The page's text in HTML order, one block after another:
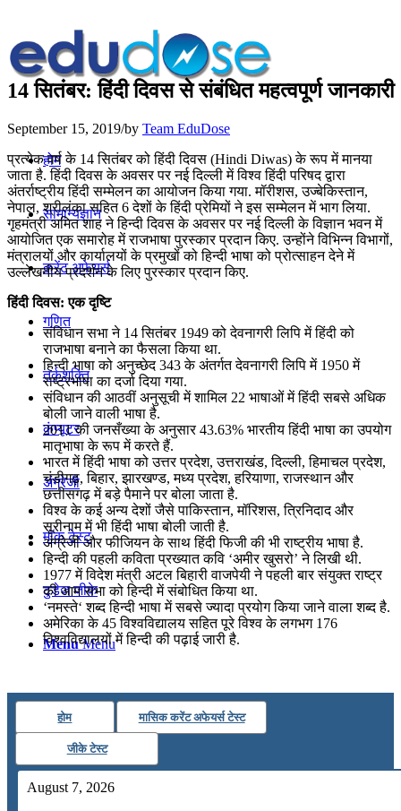
होम
सामान्यज्ञान
करेंट अफेयर्स
गणित
तर्कशक्ति
कंप्यूटर
अंग्रेजी
मॉक टेस्ट
टुडेज जीके
Menu Menu
14 सितंबर: हिंदी दिवस से संबंधित महत्वपूर्ण जानकारी
September 15, 2019/by Team EduDose
प्रत्येक वर्ष के 14 सितंबर को हिंदी दिवस (Hindi Diwas) के रूप में मानया
जाता है. हिंदी दिवस के अवसर पर नई दिल्ली में विश्व हिंदी परिषद द्वारा
अंतर्राष्ट्रीय हिंदी सम्मेलन का आयोजन किया गया. मॉरीशस, उज्बेकिस्तान,
नेपाल, श्रीलंका सहित 6 देशों के हिंदी प्रेमियों ने इस सम्मेलन में भाग लिया.
गृहमंत्री अमित शाह ने हिन्‍दी दिवस के अवसर पर नई दिल्‍ली के विज्ञान भवन में
आयोजित एक समारोह में राजभाषा पुरस्‍कार प्रदान किए. उन्‍होंने विभिन्‍न विभागों,
मंत्रालयों और कार्यालयों के प्रमुखों को हिन्‍दी भाषा को प्रोत्‍साहन देने में
उल्‍लेखनीय प्रदर्शन के लिए पुरस्‍कार प्रदान किए.
हिंदी दिवस: एक दृष्टि
संविधान सभा ने 14 सितंबर 1949 को देवनागरी लिपि में हिंदी को
राजभाषा बनाने का फैसला किया था.
हिन्दी भाषा को अनुच्छेद 343 के अंतर्गत देवनागरी लिपि में 1950 में
राष्ट्रभाषा का दर्जा दिया गया.
संविधान की आठवीं अनुसूची में शामिल 22 भाषाओं में हिंदी सबसे अधिक
बोली जाने वाली भाषा है.
2011 की जनसँख्या के अनुसार 43.63% भारतीय हिंदी भाषा का उपयोग
मातृभाषा के रूप में करते हैं.
भारत में हिंदी भाषा को उत्तर प्रदेश, उत्तराखंड, दिल्ली, हिमाचल प्रदेश,
चंडीगढ़, बिहार, झारखण्ड, मध्य प्रदेश, हरियाणा, राजस्थान और
छत्तीसगढ़ में बड़े पैमाने पर बोला जाता है.
विश्व के कई अन्य देशों जैसे पाकिस्तान, मॉरिशस, त्रिनिदाद और
सूरीनाम में भी हिंदी भाषा बोली जाती है.
अंग्रेजी और फीजियन के साथ हिंदी फिजी की भी राष्ट्रीय भाषा है.
हिन्दी की पहली कविता प्रख्यात कवि ‘अमीर खुसरो’ ने लिखी थी.
1977 में विदेश मंत्री अटल बिहारी वाजपेयी ने पहली बार संयुक्त राष्ट्र
की आम सभा को हिन्दी में संबोधित किया था.
‘नमस्ते‘ शब्द हिन्दी भाषा में सबसे ज्यादा प्रयोग किया जाने वाला शब्द है.
अमेरिका के 45 विश्वविद्यालय सहित पूरे विश्व के लगभग 176
विश्वविद्यालयों में हिन्दी की पढ़ाई जारी है.
होम मासिक करेंट अफेयर्स टेस्ट
जीके टेस्ट
August 7, 2026